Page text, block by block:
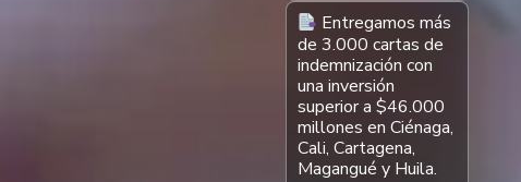
Entregamos más
de 3.000 cartas de
indemnización con
una inversión
superior a $46.000
millones en Ciénaga,
Cali, Cartagena,
Magangué y Huila.